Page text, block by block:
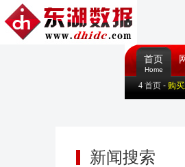
首页
Home
4 首页 - 购
新闻搜索